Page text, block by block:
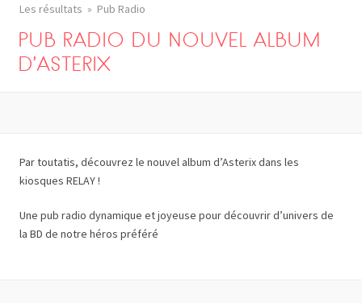
Les résultats Pub Radio
PUB RADIO DU NOUVEL ALBUM
D’ASTERIX
Par toutatis, découvrez le nouvel album d’Asterix dans les
kiosques RELAY !
Une pub radio dynamique et joyeuse pour découvrir d’univers de
la BD de notre héros préféré